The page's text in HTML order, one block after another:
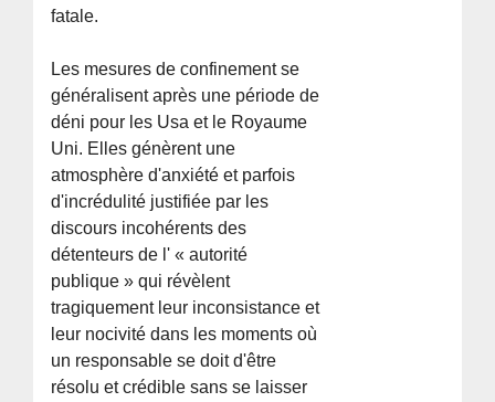
fatale.
Les mesures de confinement se
généralisent après une période de
déni pour les Usa et le Royaume
Uni. Elles génèrent une
atmosphère d'anxiété et parfois
d'incrédulité justifiée par les
discours incohérents des
détenteurs de l' « autorité
publique » qui révèlent
tragiquement leur inconsistance et
leur nocivité dans les moments où
un responsable se doit d'être
résolu et crédible sans se laisser